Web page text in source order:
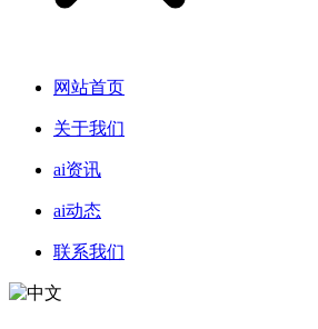
网站首页
关于我们
ai资讯
ai动态
联系我们